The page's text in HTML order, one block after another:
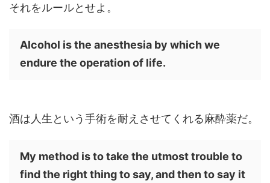
それをルールとせよ。
Alcohol is the anesthesia by which we
endure the operation of life.
酒は人生という手術を耐えさせてくれる麻酔薬だ。
My method is to take the utmost trouble to
find the right thing to say, and then to say it